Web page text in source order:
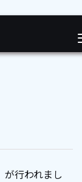
が行われまし